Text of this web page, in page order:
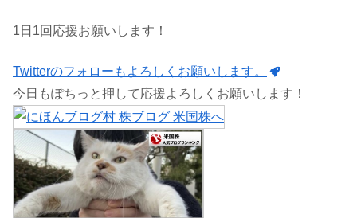
1日1回応援お願いします！
Twitterのフォローもよろしくお願いします。
今日もぽちっと押して応援よろしくお願いします！